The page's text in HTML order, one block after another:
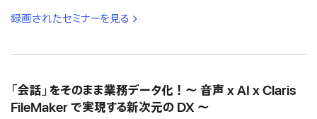
録画されたセミナーを見る
「会話」をそのまま業務データ化！〜 音声 x AI x Claris
FileMaker で実現する新次元の DX 〜